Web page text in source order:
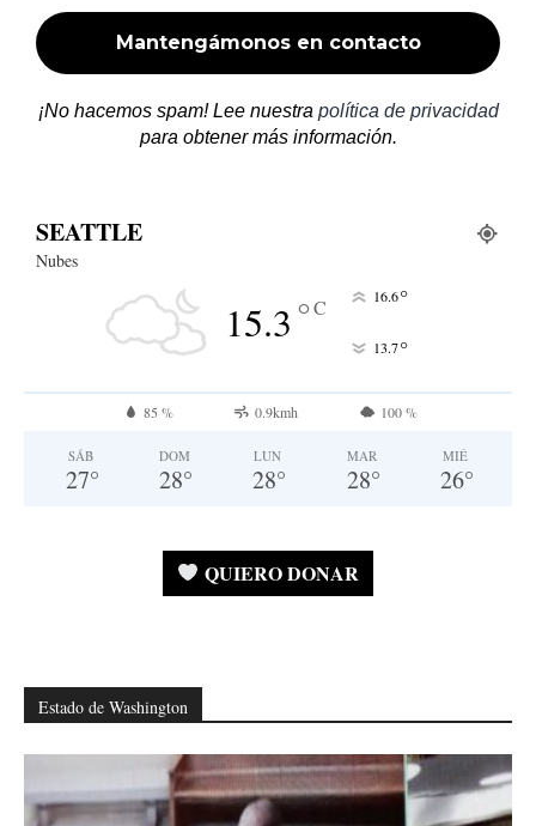
¡No hacemos spam! Lee nuestra política de privacidad
para obtener más información.
SEATTLE
Nubes
15.3°C 16.6°
13.7°
85 % 0.9kmh 100 %
SÁB
27°
DOM
28°
LUN
28°
MAR
28°
MIÉ
26°
QUIERO DONAR
Estado de Washington